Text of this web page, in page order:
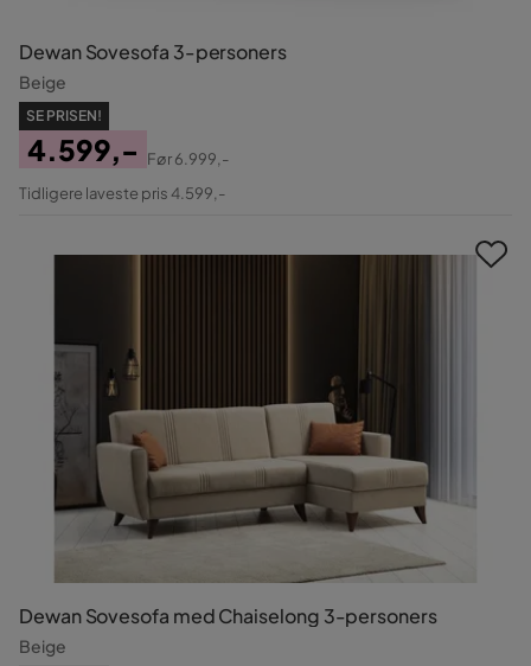
Dewan Sovesofa 3-personers
Beige
SE PRISEN!
Pris
4.599,-
Original
Før6.999,-
Tidligere laveste pris 4.599,-
Dewan Sovesofa med Chaiselong 3-personers
Beige